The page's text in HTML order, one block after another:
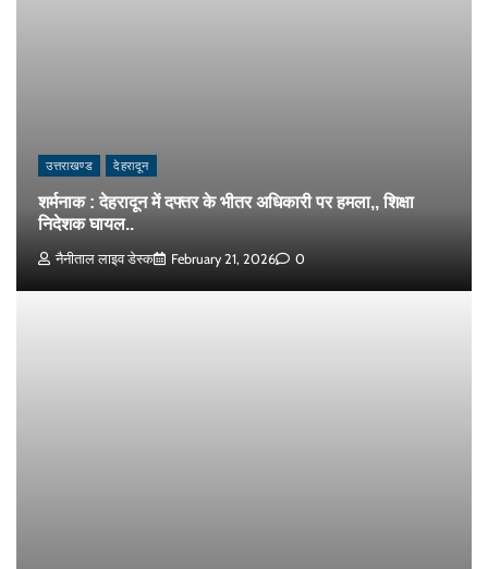
उत्तराखण्ड देहरादून
शर्मनाक : देहरादून में दफ्तर के भीतर अधिकारी पर हमला,, शिक्षा
निदेशक घायल..
नैनीताल लाइव डेस्क February 21, 2026 0